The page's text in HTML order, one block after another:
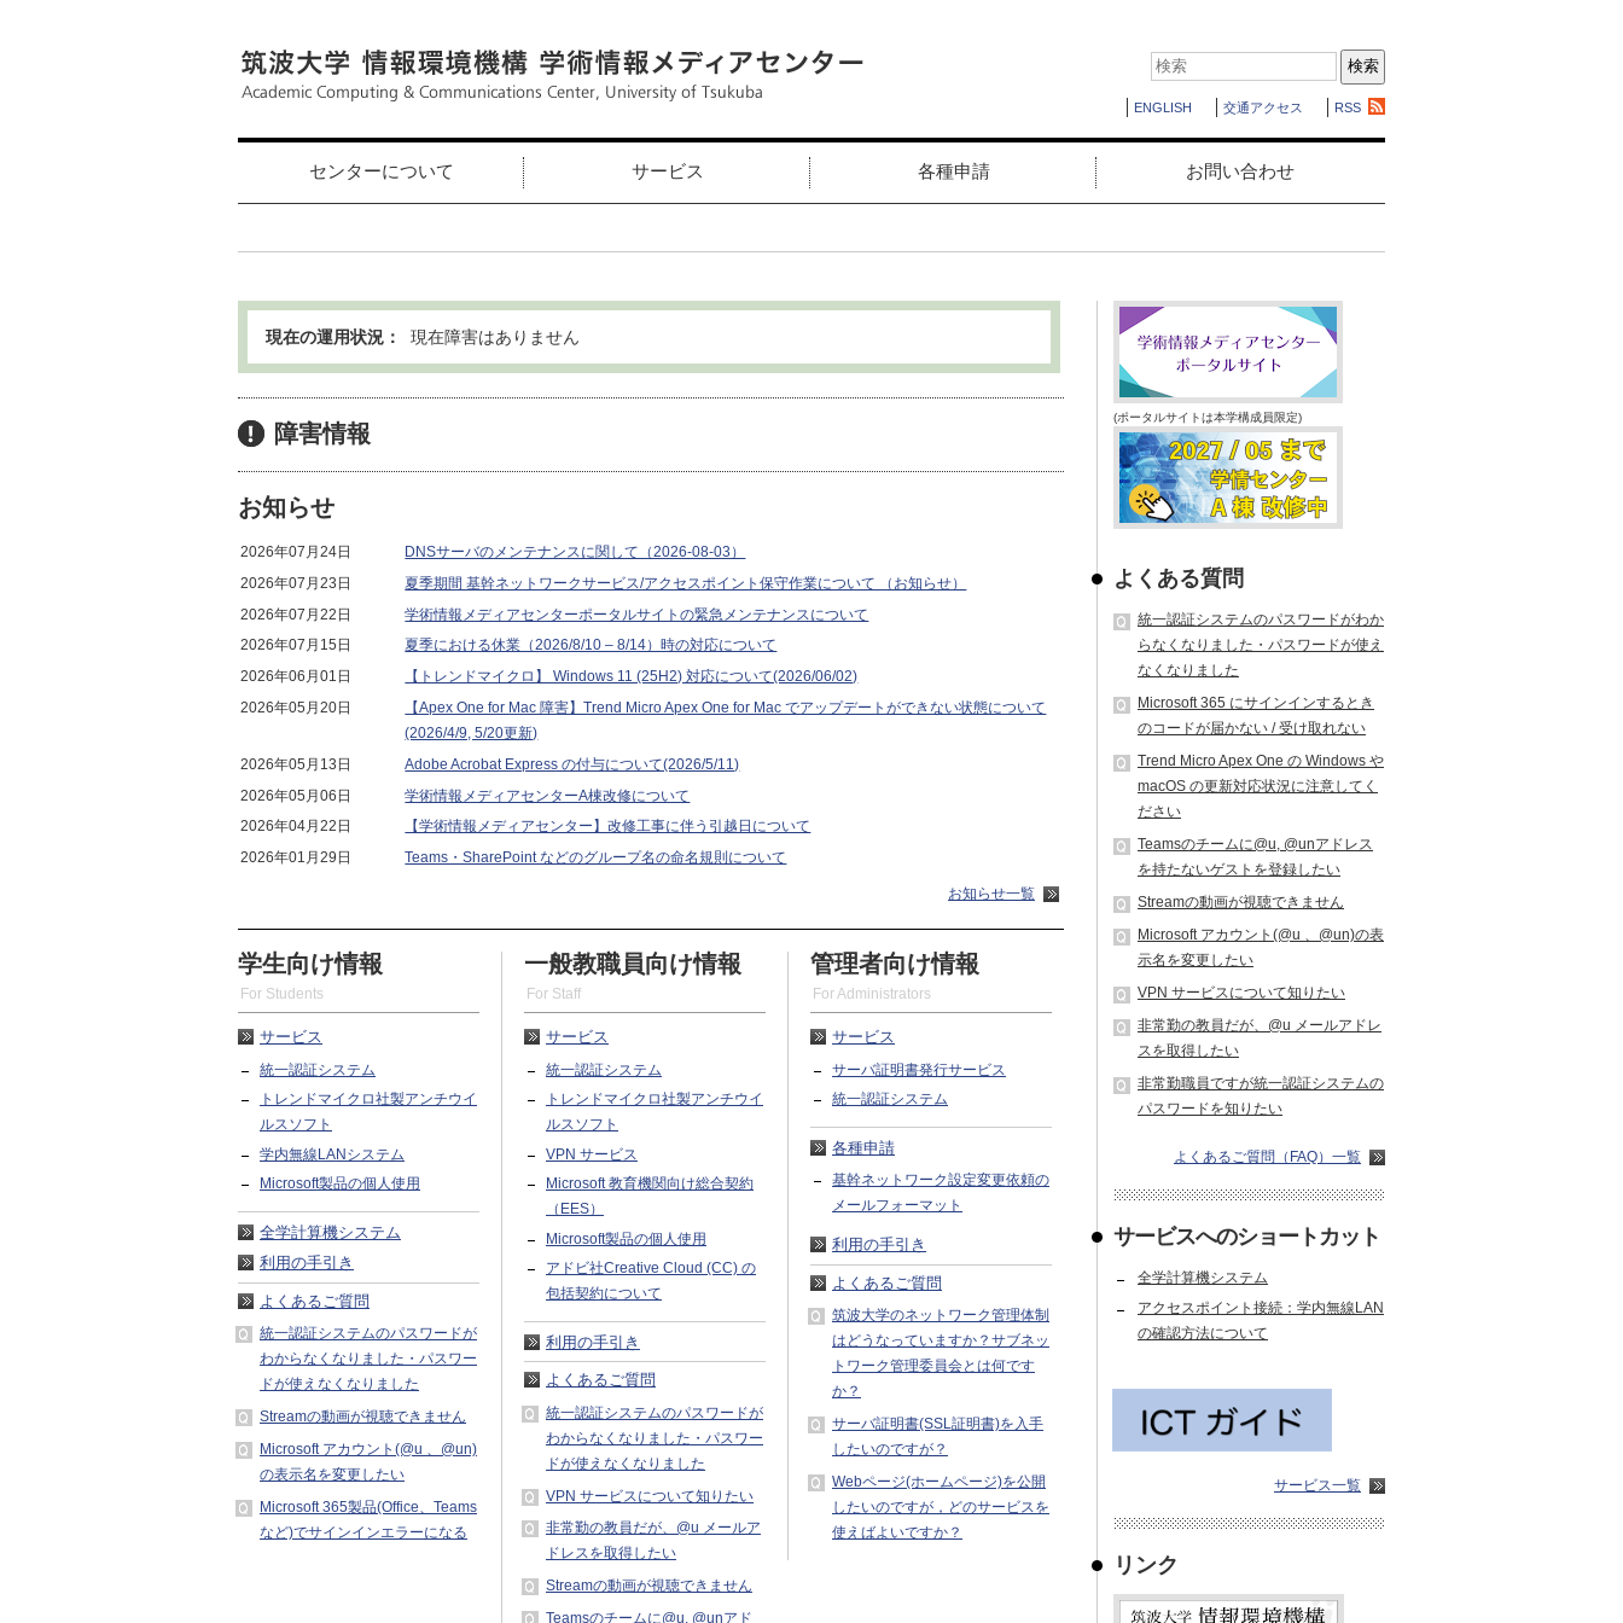
ENGLISH 交通アクセス RSS
センターについて サービス 各種申請 お問い合わせ
現在の運用状況： 現在障害はありません
障害情報
お知らせ
2026年07月24日
DNSサーバのメンテナンスに関して（2026-08-03）
2026年07月23日
夏季期間 基幹ネットワークサービス/アクセスポイント保守作業について （お知らせ）
2026年07月22日
学術情報メディアセンターポータルサイトの緊急メンテナンスについて
2026年07月15日
夏季における休業（2026/8/10 – 8/14）時の対応について
2026年06月01日
【トレンドマイクロ】 Windows 11 (25H2) 対応について(2026/06/02)
2026年05月20日
【Apex One for Mac 障害】Trend Micro Apex One for Mac でアップデートができない状態について
(2026/4/9, 5/20更新)
2026年05月13日
Adobe Acrobat Express の付与について(2026/5/11)
2026年05月06日
学術情報メディアセンターA棟改修について
2026年04月22日
【学術情報メディアセンター】改修工事に伴う引越日について
2026年01月29日
Teams・SharePoint などのグループ名の命名規則について
お知らせ一覧
学生向け情報
For Students
サービス
統一認証システム
トレンドマイクロ社製アンチウイ
ルスソフト
学内無線LANシステム
Microsoft製品の個人使用
全学計算機システム
利用の手引き
よくあるご質問
統一認証システムのパスワードが
わからなくなりました・パスワー
ドが使えなくなりました
Streamの動画が視聴できません
Microsoft アカウント(@u 、@un)
の表示名を変更したい
Microsoft 365製品(Office、Teams
など)でサインインエラーになる
一般教職員向け情報
For Staff
サービス
統一認証システム
トレンドマイクロ社製アンチウイ
ルスソフト
VPN サービス
Microsoft 教育機関向け総合契約
（EES）
Microsoft製品の個人使用
アドビ社Creative Cloud (CC) の
包括契約について
利用の手引き
よくあるご質問
統一認証システムのパスワードが
わからなくなりました・パスワー
ドが使えなくなりました
VPN サービスについて知りたい
非常勤の教員だが、@u メールア
ドレスを取得したい
Streamの動画が視聴できません
Teamsのチームに@u, @unアド
管理者向け情報
For Administrators
サービス
サーバ証明書発行サービス
統一認証システム
各種申請
基幹ネットワーク設定変更依頼の
メールフォーマット
利用の手引き
よくあるご質問
筑波大学のネットワーク管理体制
はどうなっていますか？サブネッ
トワーク管理委員会とは何です
か？
サーバ証明書(SSL証明書)を入手
したいのですが？
Webページ(ホームページ)を公開
したいのですが，どのサービスを
使えばよいですか？
(ポータルサイトは本学構成員限定)
よくある質問
統一認証システムのパスワードがわか
らなくなりました・パスワードが使え
なくなりました
Microsoft 365 にサインインするとき
のコードが届かない / 受け取れない
Trend Micro Apex One の Windows や
macOS の更新対応状況に注意してく
ださい
Teamsのチームに@u, @unアドレス
を持たないゲストを登録したい
Streamの動画が視聴できません
Microsoft アカウント(@u 、@un)の表
示名を変更したい
VPN サービスについて知りたい
非常勤の教員だが、@u メールアドレ
スを取得したい
非常勤職員ですが統一認証システムの
パスワードを知りたい
よくあるご質問（FAQ）一覧
サービスへのショートカット
全学計算機システム
アクセスポイント接続：学内無線LAN
の確認方法について
サービス一覧
リンク